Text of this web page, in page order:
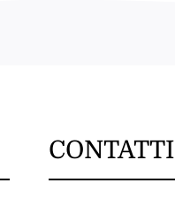
CONTATTI